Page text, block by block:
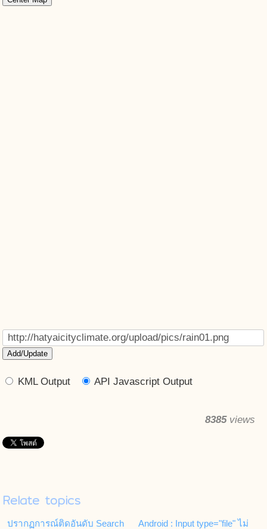
KML Output API Javascript Output
8385views
Relate topics
ปรากฏการณ์ติดอันดับ Search
Android : Input type="file" ไม่